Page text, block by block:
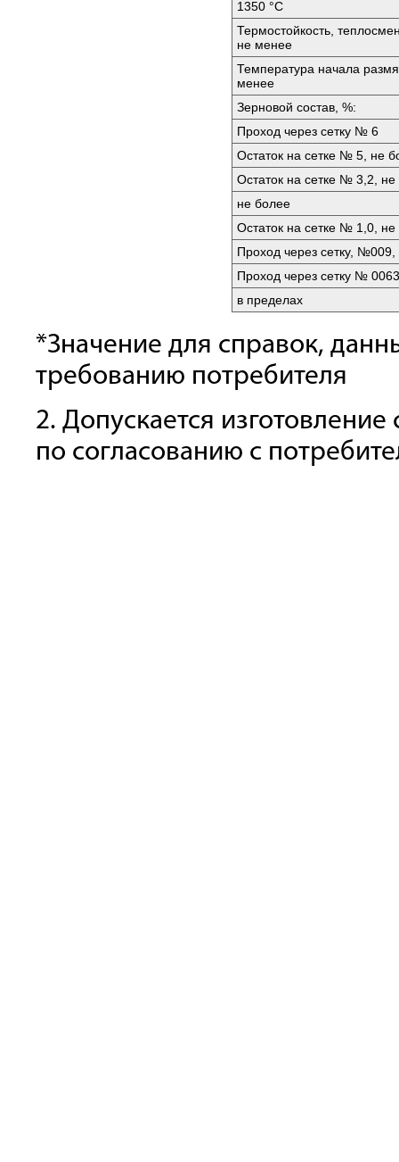
1350 °C
Термостойкость,
не менее
Температура начала
менее
Зерновой состав, %:
Проход через сетку № 6
Остаток на сетке № 5, не
Остаток на сетке № 3,2,
не более
Остаток на сетке № 1,0, не
Проход через сетку, №009,
Проход через сетку №
в пределах
*Значение для справок,
требованию потребителя
2. Допускается
по согласованию с